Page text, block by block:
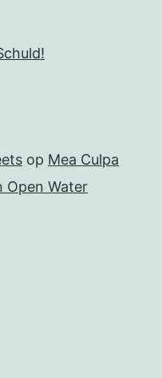
op Mea Culpa
Open Water